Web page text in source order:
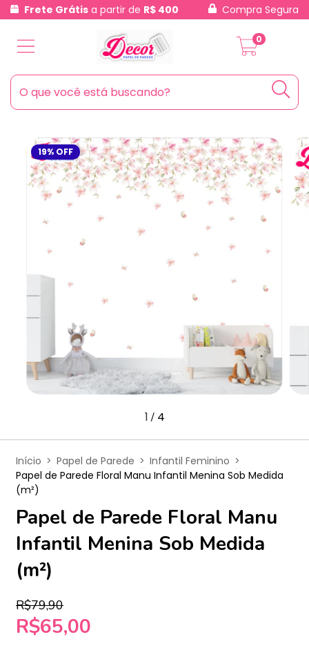
Frete Grátis a partir de R$ 400 Compra Segura
0
19% OFF
1/ 4
Início > Papel de Parede > Infantil Feminino >
Papel de Parede Floral Manu Infantil Menina Sob Medida
(m²)
Papel de Parede Floral Manu
Infantil Menina Sob Medida
(m²)
R$79,90
R$65,00